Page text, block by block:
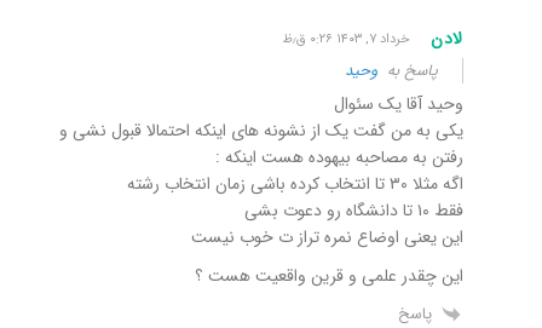
لادن خرداد ۷, ۱۴۰۳ ۰:۲۶ ق٫ظ
پاسخ به وحید
وحید آقا یک سئوال
یکی به من گفت یک از نشونه های اینکه احتمالا قبول نشی و
رفتن به مصاحبه بیهوده هست اینکه :
اگه مثلا ۳۰ تا انتخاب کرده باشی زمان انتخاب رشته
فقط ۱۰ تا دانشگاه رو دعوت بشی
این یعنی اوضاع نمره تراز ت خوب نیست
این چقدر علمی و قرین واقعیت هست ؟
پاسخ